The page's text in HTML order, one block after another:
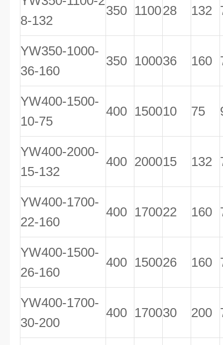
8-132
350 110028 132
YW350-1000-
36-160
350 100036 160
YW400-1500-
10-75
400 150010 75
YW400-2000-
15-132
400 200015 132
YW400-1700-
22-160
400 170022 160
YW400-1500-
26-160
400 150026 160
YW400-1700-
30-200
400 170030 200